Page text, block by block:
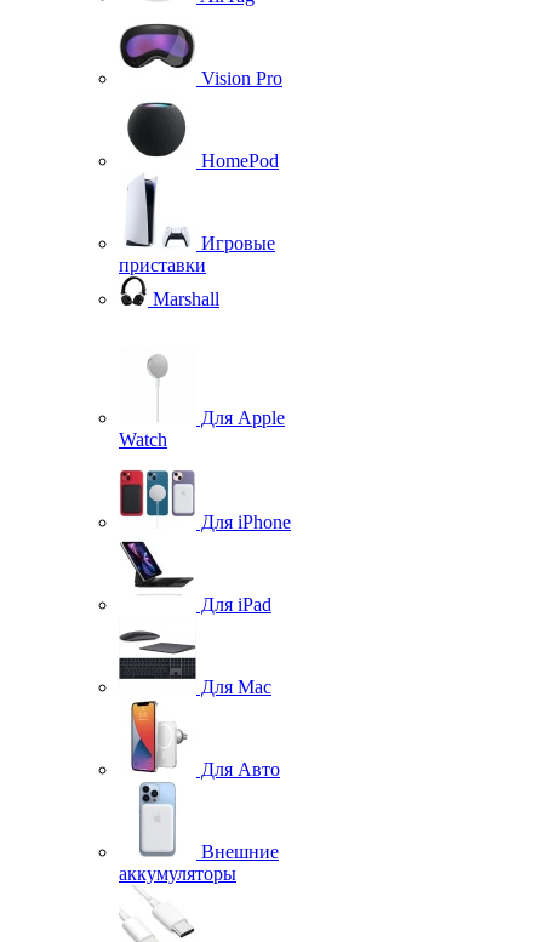
Vision Pro
HomePod
Игровые
приставки
Marshall
Для Apple
Watch
Для iPhone
Для iPad
Для Mac
Для Авто
Внешние
аккумуляторы